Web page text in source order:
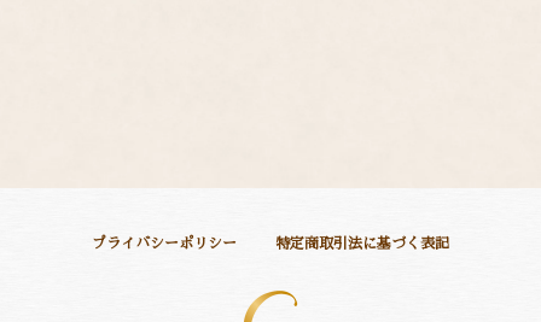
プライバシーポリシー 特定商取引法に基づく表記